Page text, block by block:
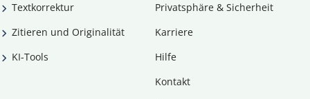
Textkorrektur
Zitieren und Originalität
KI-Tools
Privatsphäre & Sicherheit
Karriere
Hilfe
Kontakt